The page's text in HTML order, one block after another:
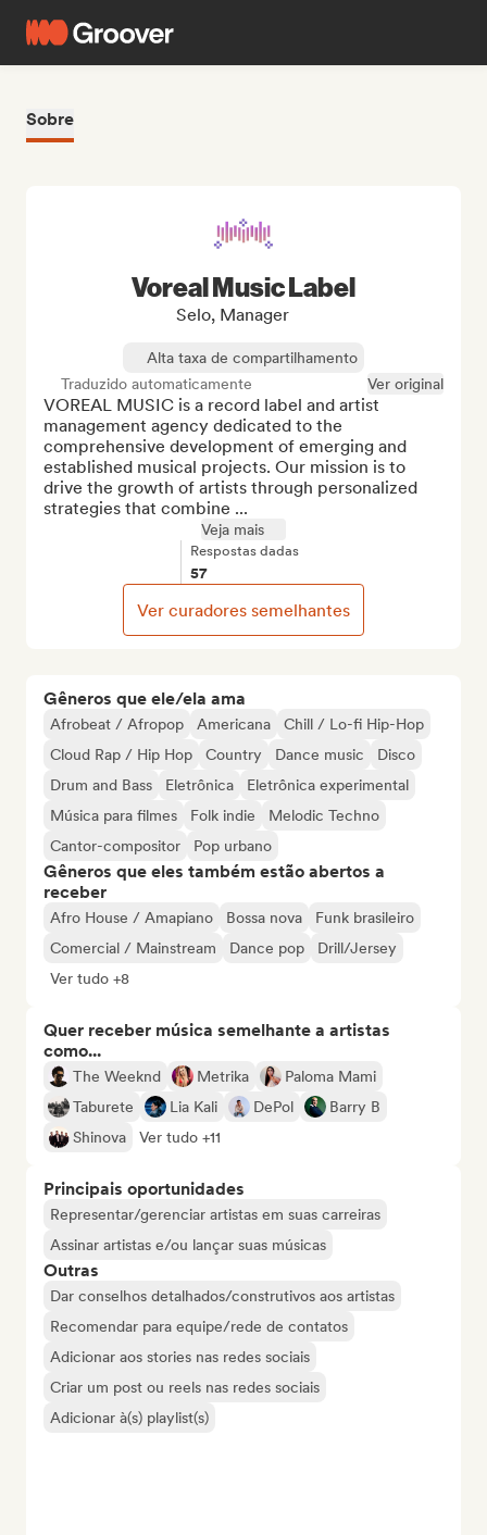
Sobre
Gêneros que ele/ela ama
Afrobeat / Afropop Americana
Chill / Lo-fi Hip-Hop
Cloud Rap / Hip Hop
Country Dance music
Disco
Drum and Bass
Eletrônica
Eletrônica experimental
Música para filmes
Folk indie
Melodic Techno
Cantor-compositor
Pop urbano
Gêneros que eles também estão abertos a
receber
Afro House / Amapiano Bossa nova
Funk brasileiro
Comercial / Mainstream
Dance pop
Drill/Jersey
Ver tudo +8
Quer receber música semelhante a artistas
como...
The Weeknd Metrika
Paloma Mami
Taburete
Lia Kali DePol
Barry B
Shinova
Ver tudo +11
Principais oportunidades
Representar/gerenciar artistas em suas carreiras
Assinar artistas e/ou lançar suas músicas
Outras
Dar conselhos detalhados/construtivos aos artistas
Recomendar para equipe/rede de contatos
Adicionar aos stories nas redes sociais
Criar um post ou reels nas redes sociais
Adicionar à(s) playlist(s)
Voreal Music Label
Selo, Manager
Alta taxa de compartilhamento
Traduzido automaticamente
Ver original
VOREAL MUSIC is a record label and artist
management agency dedicated to the
comprehensive development of emerging and
established musical projects. Our mission is to
drive the growth of artists through personalized
strategies that combine ...
Veja mais
Respostas dadas
57
Ver curadores semelhantes